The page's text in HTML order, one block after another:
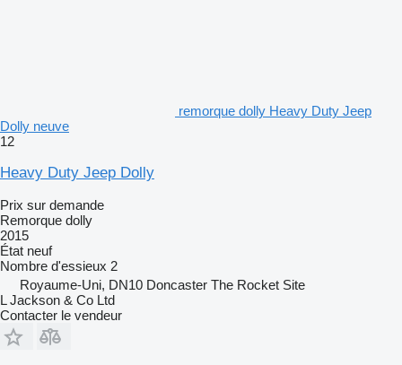
remorque dolly Heavy Duty Jeep
Dolly neuve
12
Heavy Duty Jeep Dolly
Prix sur demande
Remorque dolly
2015
État neuf
Nombre d'essieux 2
Royaume-Uni, DN10 Doncaster The Rocket Site
L Jackson & Co Ltd
Contacter le vendeur